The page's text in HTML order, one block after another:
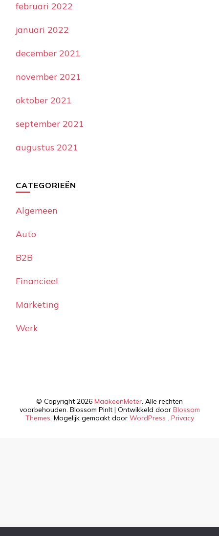
februari 2022
januari 2022
december 2021
november 2021
oktober 2021
september 2021
augustus 2021
CATEGORIEËN
Algemeen
Auto
B2B
Financieel
Marketing
Werk
© Copyright 2026 MaakeenMeter. Alle rechten
voorbehouden. Blossom PinIt | Ontwikkeld door Blossom
Themes. Mogelijk gemaakt door WordPress . Privacy